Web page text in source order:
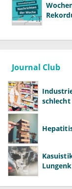
Journal Club